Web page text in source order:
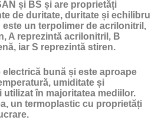
și BS și are proprietăți
de duritate, duritate și echilibru
este un terpolimer de acrilonitril,
A reprezintă acrilonitril, B
iar S reprezintă stiren.
electrică bună și este aproape
umiditate și
utilizat în majoritatea mediilor.
un termoplastic cu proprietăți